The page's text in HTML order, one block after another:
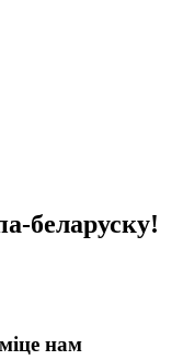
беларуску!
нам